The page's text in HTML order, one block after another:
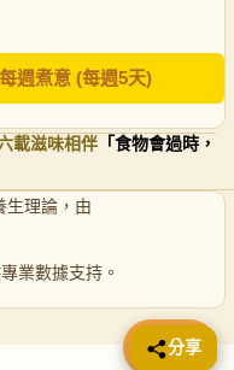
每週煮意 (每週5天)
載滋味相伴 「食物會過時，
生理論，由
業數據支持。
📤 分享
分享